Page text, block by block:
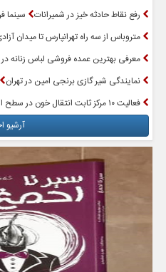
رفع نقاط حادثه خیز در شمیرانات
سینما
متروباس از سه راه تهرانپارس تا میدان
معرفی بهترین عمده فروشی لباس زنانه در
نمایندگی شیر گازی برنجی امین در تهران
فعالیت ۱۰ مرکز ثابت انتقال خون در سطح استان تهران
آرشیو